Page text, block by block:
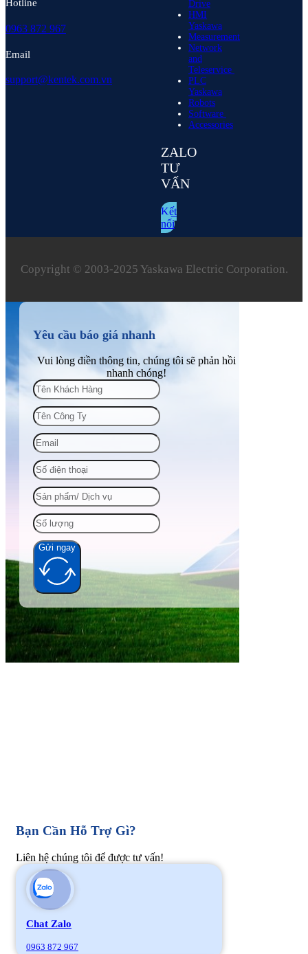
Hotline
0963 872 967
Email
support@kentek.com.vn
Drive
HMI
Yaskawa
Measurement
Network
and
Teleservice
PLC
Yaskawa
Robots
Software
Accessories
ZALO
TƯ
VẤN
Kết
nối
Copyright © 2003‑2025 Yaskawa Electric Corporation.
Yêu cầu báo giá nhanh
Vui lòng điền thông tin, chúng tôi sẽ phản hồi
nhanh chóng!
Gửi ngay
Bạn Cần Hỗ Trợ Gì?
Liên hệ chúng tôi để được tư vấn!
Chat Zalo
0963 872 967